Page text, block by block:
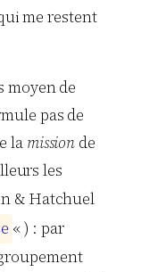
me restent
moyen de
pas de
la mission de
les
& Hatchuel
e « ) : par